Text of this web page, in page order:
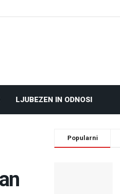
LJUBEZEN IN ODNOSI
Popularni